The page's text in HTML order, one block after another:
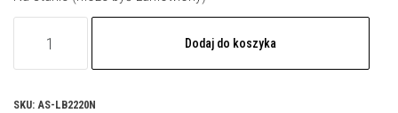
do
Dodaj do koszyka
SKU: AS-LB2220N